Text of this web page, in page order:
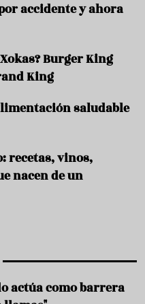
accidente y ahora
Burger King
King
saludable
recetas, vinos,
nacen de un
actúa como barrera